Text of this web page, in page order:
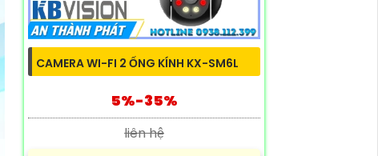
CAMERA WI-FI 2 ỐNG KÍNH KX-SM6L
5%-35%
liên hệ